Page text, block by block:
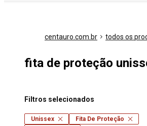
centauro.com.br todos os
fita de proteção
Filtros selecionados
Unissex
Fita De Proteção